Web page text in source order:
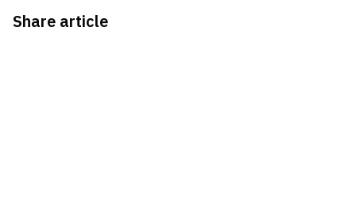
Share article